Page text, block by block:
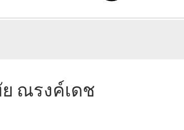
ณรงค์เดช